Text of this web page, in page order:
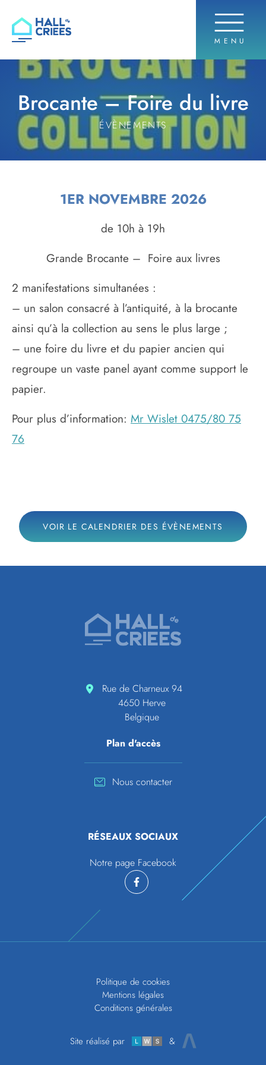
OUVRIR
MENU
Hall de criées
Brocante – Foire du livre
ÉVÈNEMENTS
1ER NOVEMBRE 2026
de 10h à 19h
Grande Brocante – Foire aux livres
2 manifestations simultanées :
– un salon consacré à l’antiquité, à la brocante
ainsi qu’à la collection au sens le plus large ;
– une foire du livre et du papier ancien qui
regroupe un vaste panel ayant comme support le
papier.
Pour plus d’information: Mr Wislet 0475/80 75
76
VOIR LE CALENDRIER DES ÉVÈNEMENTS
Accueil de Hall de criées
Rue de Charneux 94
4650 Herve
Belgique
Plan d'accès
Nous contacter
RÉSEAUX SOCIAUX
Notre page Facebook
Politique de cookies
Mentions légales
Conditions générales
Site réalisé par &